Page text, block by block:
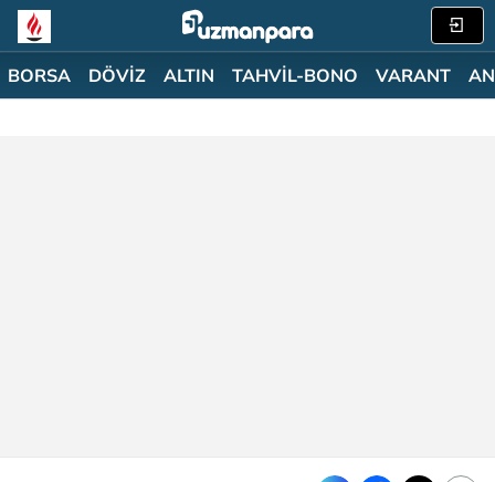
BORSA DÖVİZ ALTIN TAHVİL-BONO VARANT